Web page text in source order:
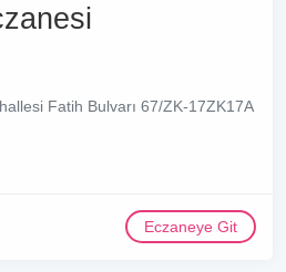
Fatih Bulvarı 67/ZK-17ZK17A
Eczaneye Git